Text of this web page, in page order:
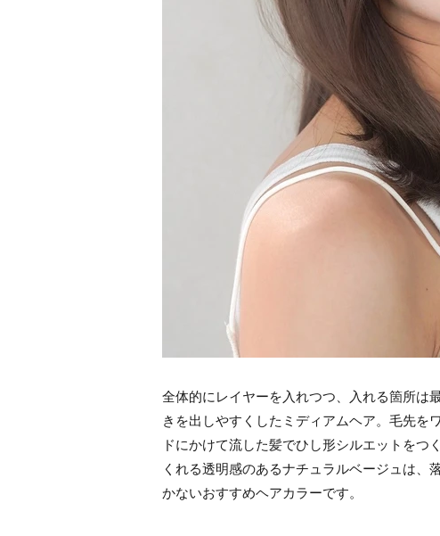
全体的にレイヤーを入れつつ、入れる箇所は
きを出しやすくしたミディアムヘア。毛先を
ドにかけて流した髪でひし形シルエットをつ
くれる透明感のあるナチュラルベージュは、
かないおすすめヘアカラーです。